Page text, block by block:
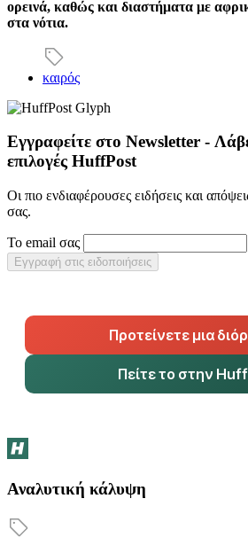
ορεινά, καθώς και διαστήματα με
στα νότια.
καιρός
Εγγραφείτε στο Newsletter -
επιλογές HuffPost
Οι πιο ενδιαφέρουσες ειδήσεις και
σας.
Το email σας
Εγγραφή στις ειδοποιήσεις
Προτείνετε μια
Πείτε το στην
Αναλυτική κάλυψη